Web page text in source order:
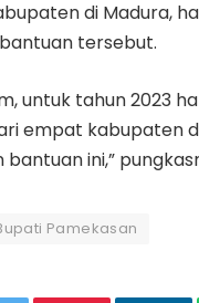
di Madura,
tersebut.
untuk tahun 2023
empat kabupaten
ini,”
Pamekasan